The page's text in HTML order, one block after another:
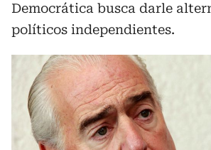
Democrática busca darle
políticos independientes.